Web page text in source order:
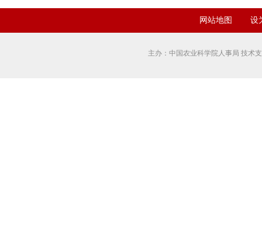
网站地图 设
主办：中国农业科学院人事局 技术